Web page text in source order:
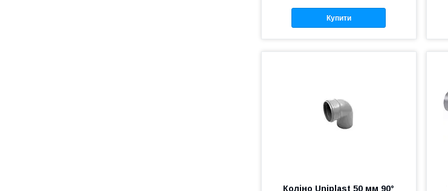
Купити
Коліно Uniplast 50 мм 90°